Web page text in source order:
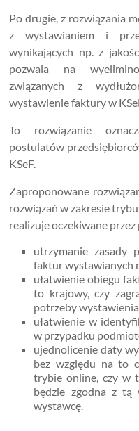
Po drugie, z rozwiązania
z wystawianiem i
wynikających np. z
pozwala na
związanych z
wystawienie faktury w
To rozwiązanie
postulatów
KSeF.
Zaproponowane
rozwiązań w zakresie
realizuje oczekiwane
utrzymanie zasady
faktur wystawianych
ułatwienie obiegu
to krajowy, czy
potrzeby
ułatwienie w
w przypadku
ujednolicenie daty
bez względu na to
trybie online, czy w
będzie zgodna z tą
wystawcę.